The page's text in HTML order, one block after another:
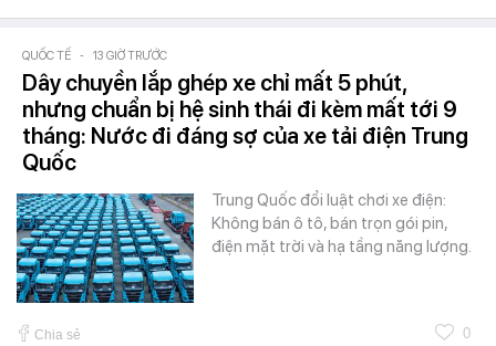
QUỐC TẾ - 13 GIỜ TRƯỚC
Dây chuyền lắp ghép xe chỉ mất 5 phút,
nhưng chuẩn bị hệ sinh thái đi kèm mất tới 9
tháng: Nước đi đáng sợ của xe tải điện Trung
Quốc
Trung Quốc đổi luật chơi xe điện:
Không bán ô tô, bán trọn gói pin,
điện mặt trời và hạ tầng năng lượng.
Chia sẻ 0